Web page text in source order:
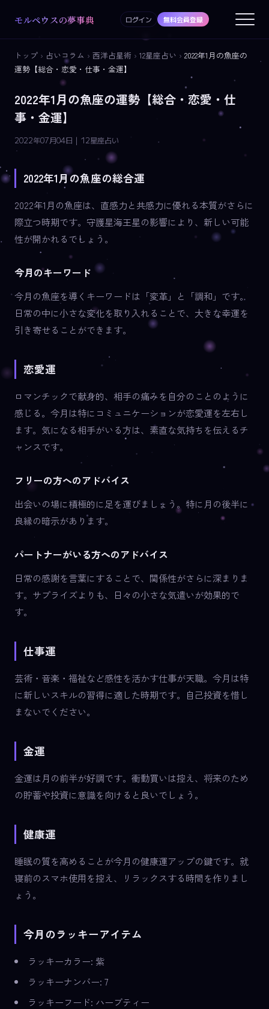
モルペウスの夢事典 ログイン 無料会員登録
トップ › 占いコラム › 西洋占星術 › 12星座占い › 2022年1月の魚座の
運勢【総合・恋愛・仕事・金運】
2022年1月の魚座の運勢【総合・恋愛・仕
事・金運】
2022年07月04日 | 12星座占い
2022年1月の魚座の総合運
2022年1月の魚座は、直感力と共感力に優れる本質がさらに
際立つ時期です。守護星海王星の影響により、新しい可能
性が開かれるでしょう。
今月のキーワード
今月の魚座を導くキーワードは「変革」と「調和」です。
日常の中に小さな変化を取り入れることで、大きな幸運を
引き寄せることができます。
恋愛運
ロマンチックで献身的、相手の痛みを自分のことのように
感じる。今月は特にコミュニケーションが恋愛運を左右し
ます。気になる相手がいる方は、素直な気持ちを伝えるチ
ャンスです。
フリーの方へのアドバイス
出会いの場に積極的に足を運びましょう。特に月の後半に
良縁の暗示があります。
パートナーがいる方へのアドバイス
日常の感謝を言葉にすることで、関係性がさらに深まりま
す。サプライズよりも、日々の小さな気遣いが効果的で
す。
仕事運
芸術・音楽・福祉など感性を活かす仕事が天職。今月は特
に新しいスキルの習得に適した時期です。自己投資を惜し
まないでください。
金運
金運は月の前半が好調です。衝動買いは控え、将来のため
の貯蓄や投資に意識を向けると良いでしょう。
健康運
睡眠の質を高めることが今月の健康運アップの鍵です。就
寝前のスマホ使用を控え、リラックスする時間を作りまし
ょう。
今月のラッキーアイテム
ラッキーカラー: 紫
ラッキーナンバー: 7
ラッキーフード: ハーブティー